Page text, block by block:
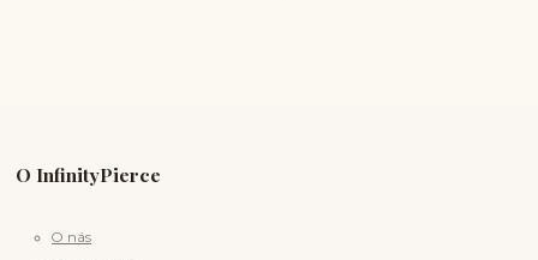
O InfinityPierce
O nás